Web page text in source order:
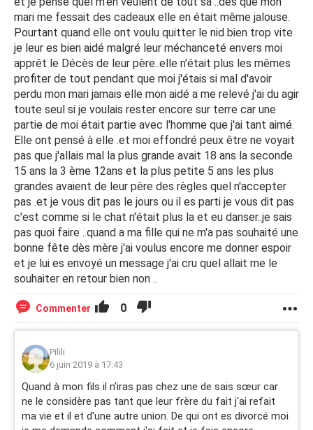
mari me fessait des cadeaux elle en était même jalouse.
Pourtant quand elle ont voulu quitter le nid bien trop vite
je leur es bien aidé malgré leur méchanceté envers moi
apprêt le Décès de leur père..elle n'était plus les mêmes
profiter de tout pendant que moi j'étais si mal d'avoir
perdu mon mari jamais elle mon aidé a me relevé j'ai du agir
toute seul si je voulais rester encore sur terre car une
partie de moi était partie avec l'homme que j'ai tant aimé.
Elle ont pensé à elle .et moi effondré peux être ne voyait
pas que j'allais mal la plus grande avait 18 ans la seconde
15 ans la 3 ème 12ans et la plus petite 5 ans les plus
grandes avaient de leur père des règles quel n'accepter
pas .et je vous dit pas le jours ou il es parti je vous dit pas
c'est comme si le chat n'était plus la et eu danser..je sais
pas quoi faire ..quand a ma fille qui ne m'a pas souhaité une
bonne fête dès mère j'ai voulus encore me donner espoir
et je lui es envoyé un message j'ai cru quel allait me le
souhaiter en retour bien non ..
Commenter 0
Pilili
6 juin 2019 à 17:43
Quand à mon fils il n'iras pas chez une de sais sœur car
ne le considère pas tant que leur frère du fait j'ai refait
ma vie et il et d'une autre union. De qui ont es divorcé moi